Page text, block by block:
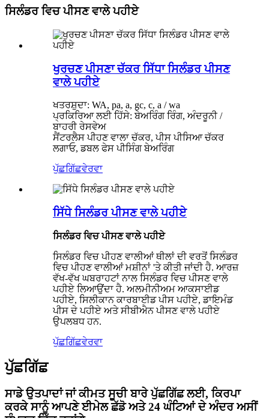
ਸਿਲੰਡਰ ਵਿਚ ਪੀਸਣ ਵਾਲੇ ਪਹੀਏ
ਖੁਰਚਣ ਪੀਸਣਾ ਚੱਕਰ ਸਿੱਧਾ ਸਿਲੰਡਰ ਪੀਸਣ
ਵਾਲੇ ਪਹੀਏ
ਖਤਰਸ਼ੁਦਾ: WA, pa, a, gc, c, a / wa
ਪ੍ਰਕਿਰਿਆ ਲਈ ਹਿੱਸੇ: ਬੇਅਰਿੰਗ ਰਿੰਗ, ਅੰਦਰੂਨੀ /
ਬਾਹਰੀ ਰੇਸਵੇਅ
ਸੈਂਟਰਲੈਸ ਪੀਹਣ ਵਾਲਾ ਚੱਕਰ, ਪੀਸ ਪੀਸਿਆ ਚੱਕਰ
ਲਗਾਓ, ਡਬਲ ਫੇਸ ਪੀਸਿੰਗ ਬੇਅਰਿੰਗ
ਪੁੱਛਗਿੱਛਵੇਰਵਾ
ਸਿੱਧੇ ਸਿਲੰਡਰ ਪੀਸਣ ਵਾਲੇ ਪਹੀਏ
ਸਿਲੰਡਰ ਵਿਚ ਪੀਸਣ ਵਾਲੇ ਪਹੀਏ
ਸਿਲੰਡਰ ਵਿਚ ਪੀਹਣ ਵਾਲੀਆਂ ਥੀਲਾਂ ਦੀ ਵਰਤੋਂ ਸਿਲੰਡਰ
ਵਿਚ ਪੀਹਣ ਵਾਲੀਆਂ ਮਸ਼ੀਨਾਂ 'ਤੇ ਕੀਤੀ ਜਾਂਦੀ ਹੈ. ਆਰਜ਼
ਵੱਖ-ਵੱਖ ਘਬਰਾਹਟਾਂ ਨਾਲ ਸਿਲੰਡਰ ਵਿਚ ਪੀਸਣ ਵਾਲੇ
ਪਹੀਏ ਲਿਆਉਂਦਾ ਹੈ. ਅਲਮੀਨੀਅਮ ਆਕਸਾਈਡ
ਪਹੀਏ, ਸਿਲੀਕਾਨ ਕਾਰਬਾਈਡ ਪੀਸ ਪਹੀਏ, ਡਾਇਮੰਡ
ਪੀਸ ਦੇ ਪਹੀਏ ਅਤੇ ਸੀਬੀਐਨ ਪੀਸਣ ਵਾਲੇ ਪਹੀਏ
ਉਪਲਬਧ ਹਨ.
ਪੁੱਛਗਿੱਛਵੇਰਵਾ
ਪੁੱਛਗਿੱਛ
ਸਾਡੇ ਉਤਪਾਦਾਂ ਜਾਂ ਕੀਮਤ ਸੂਚੀ ਬਾਰੇ ਪੁੱਛਗਿੱਛ ਲਈ, ਕਿਰਪਾ
ਕਰਕੇ ਸਾਨੂੰ ਆਪਣੇ ਈਮੇਲ ਛੱਡੋ ਅਤੇ 24 ਘੰਟਿਆਂ ਦੇ ਅੰਦਰ ਅਸੀਂ